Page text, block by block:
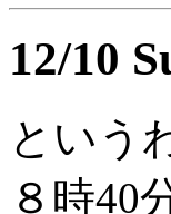
12/10
という
８時40